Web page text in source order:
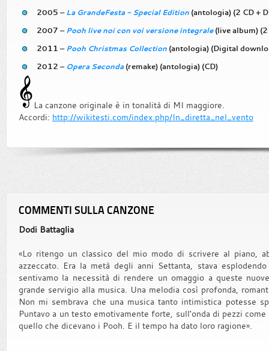
2005 – La GrandeFesta - Special Edition (antologia) (2 CD +
2007 – Pooh live noi con voi versione integrale(live album) (2
2011 – Pooh Christmas Collection (antologia) (Digital
2012 – Opera Seconda(remake) (antologia) (CD)
La canzone originale è in tonalità di MI maggiore.
Accordi: http://wikitesti.com/index.php/In_diretta_nel_vento
COMMENTI SULLA CANZONE
Dodi Battaglia
«Lo ritengo un classico del mio modo di scrivere al piano,
azzeccato. Era la metà degli anni Settanta, stava
sentivamo la necessità di rendere un omaggio a queste
grande servigio alla musica. Una melodia così profonda,
Non mi sembrava che una musica tanto intimistica potesse
Puntavo a un testo emotivamente forte, sull'onda di pezzi come
quello che dicevano i Pooh. E il tempo ha dato loro ragione».